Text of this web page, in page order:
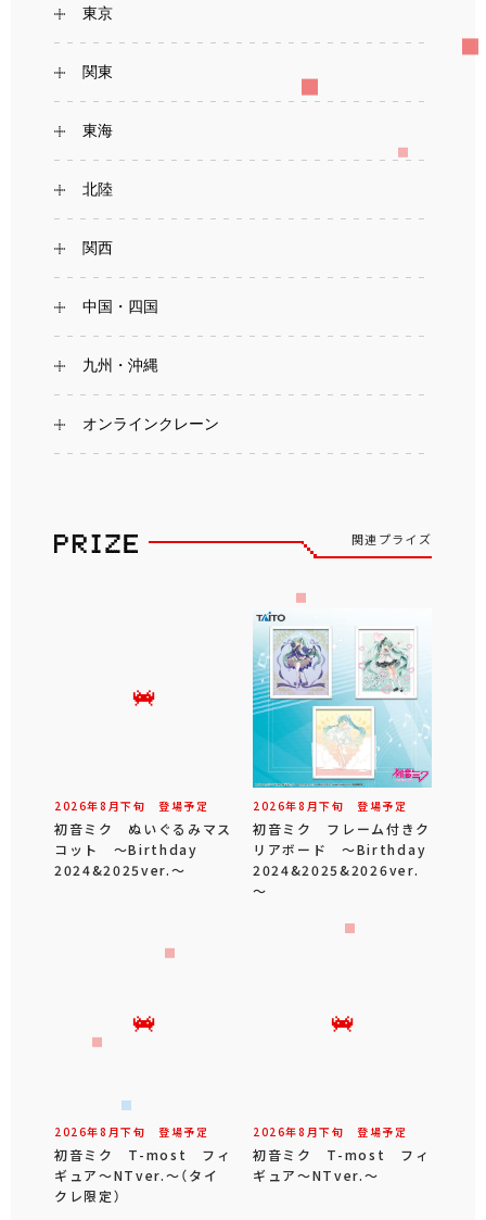
東京
関東
東海
北陸
関西
中国・四国
九州・沖縄
オンラインクレーン
関連プライズ
2026年8 月下旬 登場予定
初音ミク ぬいぐるみマス
コット ～Birthday
2024&2025ver.～
2026年8 月下旬 登場予定
初音ミク フレーム付きク
リアボード ～Birthday
2024&2025&2026ver.
～
2026年8 月下旬 登場予定
初音ミク T-most フィ
ギュア～NTver.～（タイ
クレ限定）
2026年8 月下旬 登場予定
初音ミク T-most フィ
ギュア～NTver.～